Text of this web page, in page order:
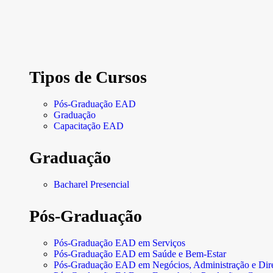
Tipos de Cursos
Pós-Graduação EAD
Graduação
Capacitação EAD
Graduação
Bacharel Presencial
Pós-Graduação
Pós-Graduação EAD em Serviços
Pós-Graduação EAD em Saúde e Bem-Estar
Pós-Graduação EAD em Negócios, Administração e